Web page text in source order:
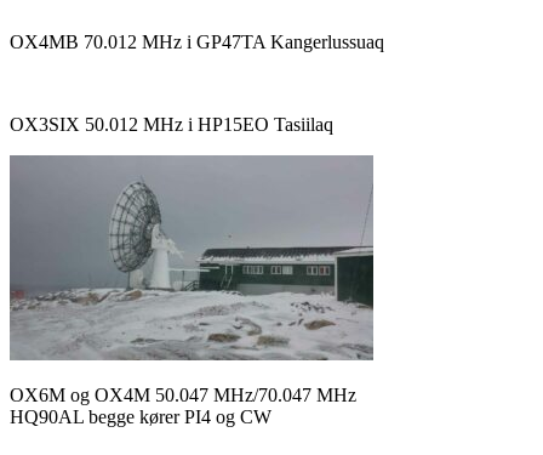
OX4MB 70.012 MHz i GP47TA Kangerlussuaq
OX3SIX 50.012 MHz i HP15EO Tasiilaq
OX6M og OX4M 50.047 MHz/70.047 MHz
HQ90AL begge kører PI4 og CW